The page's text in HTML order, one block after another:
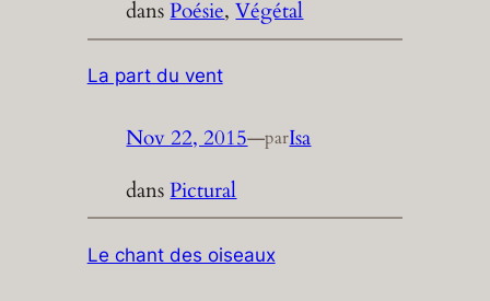
dansPoésie, Végétal
La part du vent
Nov 22, 2015—parIsa
dansPictural
Le chant des oiseaux